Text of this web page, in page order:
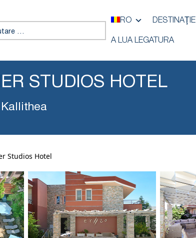
RO DESTINAŢIE
A LUA LEGATURA
STUDIOS HOTEL
Studios Hotel